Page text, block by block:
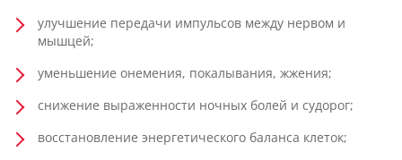
улучшение передачи импульсов между нервом и
мышцей;
уменьшение онемения, покалывания, жжения;
снижение выраженности ночных болей и судорог;
восстановление энергетического баланса клеток;